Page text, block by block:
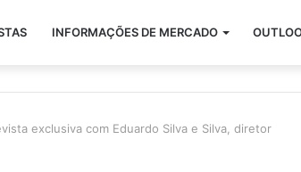
INFORMAÇÕES DE MERCADO
exclusiva com Eduardo Silva e Silva, diretor